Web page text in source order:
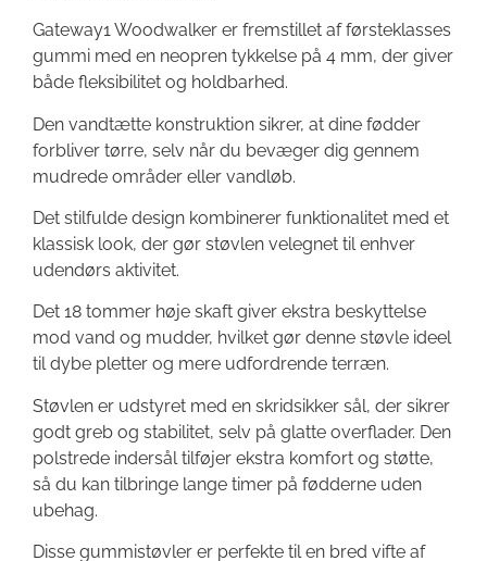
Gateway1 Woodwalker er fremstillet af førsteklasses
gummi med en neopren tykkelse på 4 mm, der giver
både fleksibilitet og holdbarhed.
Den vandtætte konstruktion sikrer, at dine fødder
forbliver tørre, selv når du bevæger dig gennem
mudrede områder eller vandløb.
Det stilfulde design kombinerer funktionalitet med et
klassisk look, der gør støvlen velegnet til enhver
udendørs aktivitet.
Det 18 tommer høje skaft giver ekstra beskyttelse
mod vand og mudder, hvilket gør denne støvle ideel
til dybe pletter og mere udfordrende terræn.
Støvlen er udstyret med en skridsikker sål, der sikrer
godt greb og stabilitet, selv på glatte overflader. Den
polstrede indersål tilføjer ekstra komfort og støtte,
så du kan tilbringe lange timer på fødderne uden
ubehag.
Disse gummistøvler er perfekte til en bred vifte af